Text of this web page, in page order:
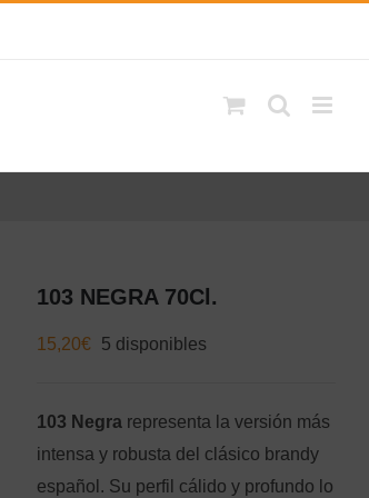
103 NEGRA 70Cl.
15,20€ 5 disponibles
103 Negra representa la versión más
intensa y robusta del clásico brandy
español. Su perfil cálido y profundo lo